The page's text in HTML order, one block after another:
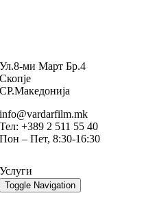
Ул.8-ми Март Бр.4
Скопје
СР.Македонија
info@vardarfilm.mk
Тел: +389 2 511 55 40
Пон – Пет, 8:30-16:30
Услуги
Toggle Navigation